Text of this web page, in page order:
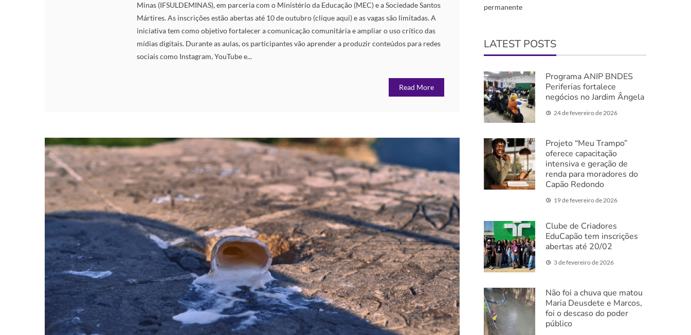
Minas (IFSULDEMINAS), em parceria com o Ministério da Educação (MEC) e a Sociedade Santos
Mártires. As inscrições estão abertas até 10 de outubro (clique aqui) e as vagas são limitadas. A
iniciativa tem como objetivo fortalecer a comunicação comunitária e ampliar o uso crítico das
mídias digitais. Durante as aulas, os participantes vão aprender a produzir conteúdos para redes
sociais como Instagram, YouTube e...
Read More
permanente
LATEST POSTS
Programa ANIP BNDES
Periferias fortalece
negócios no Jardim Ângela
24 de fevereiro de 2026
Projeto “Meu Trampo”
oferece capacitação
intensiva e geração de
renda para moradores do
Capão Redondo
19 de fevereiro de 2026
Clube de Criadores
EduCapão tem inscrições
abertas até 20/02
3 de fevereiro de 2026
Não foi a chuva que matou
Maria Deusdete e Marcos,
foi o descaso do poder
público